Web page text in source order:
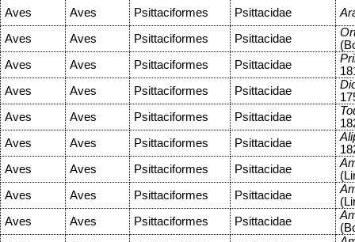
Aves
Aves Psittaciformes Psittacidae
Aves Aves Psittaciformes Psittacidae
Aves
Aves Psittaciformes Psittacidae
Aves
Aves Psittaciformes Psittacidae
Aves
Aves Psittaciformes Psittacidae
Aves
Aves Psittaciformes Psittacidae
Aves
Aves Psittaciformes Psittacidae
Aves
Aves Psittaciformes Psittacidae
Aves
Aves Psittaciformes Psittacidae